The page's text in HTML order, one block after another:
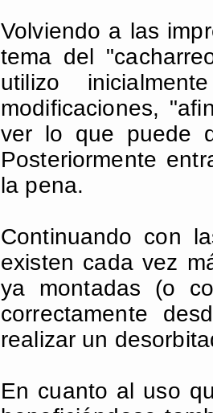
Volviendo a las
tema del
utilizo
modificaciones,
ver lo que puede
Posteriormente
la pena.
Continuando con
existen cada vez
ya montadas (o
correctamente
realizar un
En cuanto al uso